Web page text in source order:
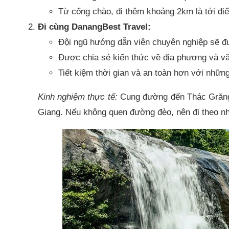
Từ cổng chào, đi thêm khoảng 2km là tới
Đi cùng DanangBest Travel:
Đội ngũ hướng dẫn viên chuyên nghiệp sẽ
Được chia sẻ kiến thức về địa phương và
Tiết kiệm thời gian và an toàn hơn với
Kinh nghiệm thực tế: Cung đường đến Thác
Giang. Nếu không quen đường đèo, nên đi theo